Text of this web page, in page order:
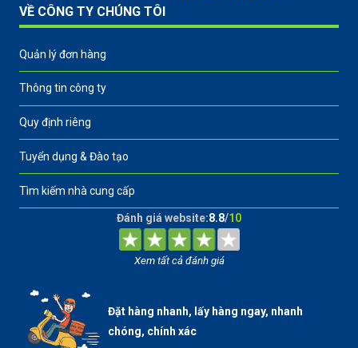
VỀ CÔNG TY CHÚNG TÔI
Quản lý đơn hàng
Thông tin công ty
Quy định riêng
Tuyển dụng & Đào tạo
Tìm kiếm nhà cung cấp
Đánh giá website:8.8/10
Xem tất cả đánh giá
Đặt hàng nhanh, lấy hàng ngay, nhanh
chóng, chính xác